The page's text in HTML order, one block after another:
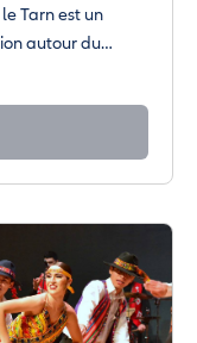
Tarn est un
autour du…